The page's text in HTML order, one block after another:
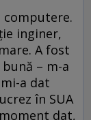
inginer,
A fost
– m-a
a dat
în SUA
dat,